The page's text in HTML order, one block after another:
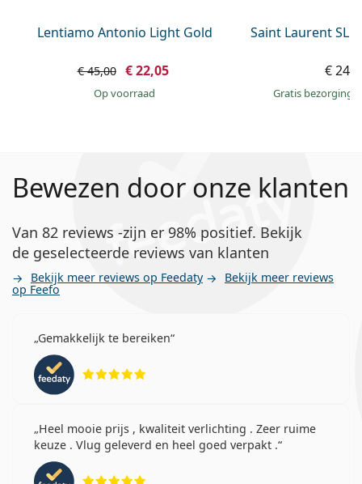
Lentiamo Antonio Light Gold
€ 45,00 € 22,05
op voorraad
Saint Laurent SL
€
Gratis bezorging
Bewezen door onze klanten
Van 82 reviews -zijn er 98% positief. Bekijk
de geselecteerde reviews van klanten
Bekijk meer reviews op Feedaty Bekijk meer reviews
op Feefo
Gemakkelijk te bereiken
Heel mooie prijs , kwaliteit verlichting . Zeer ruime
keuze . Vlug geleverd en heel goed verpakt .